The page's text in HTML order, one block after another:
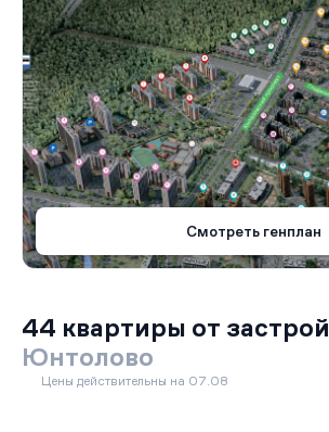
Смотреть генплан
44 квартиры от
Юнтолово
Цены действительны на 07.08